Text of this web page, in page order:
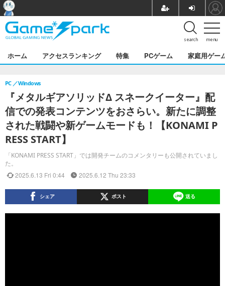
menu
search
ホーム アクセスランキング 特集 PCゲーム 家庭用ゲー
『メタルギアソリッドΔ スネークイーター』配
信での発表コンテンツをおさらい。新たに調整
された戦闘や新ゲームモードも！【KONAMI P
RESS START】
「KONAMI PRESS START」では開発チームのコメンタリーも公開されていまし
た。
PC Windows
2025.6.13 Fri 0:44 2025.6.12 Thu 23:33
シェア ポスト 送る